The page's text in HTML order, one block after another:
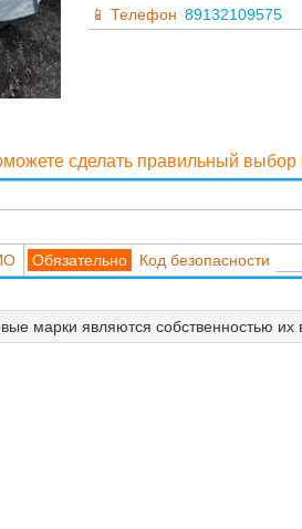
Телефон 89132109575
сделать правильный
Код безопасности
марки являются собственностью